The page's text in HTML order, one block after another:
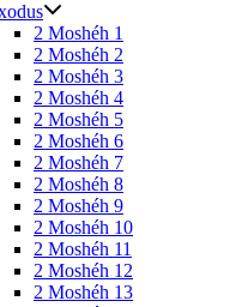
2 Moshéh 1
2 Moshéh 2
2 Moshéh 3
2 Moshéh 4
2 Moshéh 5
2 Moshéh 6
2 Moshéh 7
2 Moshéh 8
2 Moshéh 9
2 Moshéh 10
2 Moshéh 11
2 Moshéh 12
2 Moshéh 13